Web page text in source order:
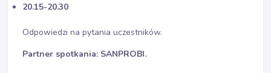
20.15-20.30
Odpowiedzi na pytania uczestników.
Partner spotkania: SANPROBI.